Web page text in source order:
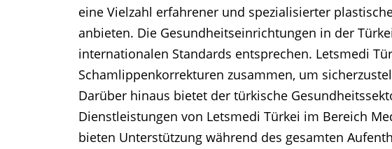
eine Vielzahl erfahrener und spezialisierter
anbieten. Die Gesundheitseinrichtungen in der
internationalen Standards entsprechen. Letsmedi
Schamlippenkorrekturen zusammen, um
Darüber hinaus bietet der türkische
Dienstleistungen von Letsmedi Türkei im Bereich
bieten Unterstützung während des gesamten